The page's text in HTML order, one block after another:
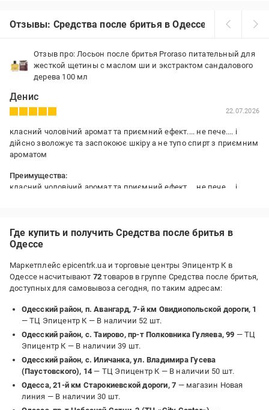
Отзывы: Средства после бритья в Одессе
Отзыв про: Лосьон после бритья Proraso питательный для
жесткой щетины с маслом ши и экстрактом сандалового
дерева 100 мл
Денис
22.07.2026
класний чоловічий аромат та приємний ефект.... не пече.... і
дійсно зволожує та заспокоює шкіру а не тупо спирт з приємним
ароматом
Преимущества:
класний чоловічий аромат та приємний ефект.... не пече.... і
Недостатки:
ще б сюди розпилювач і ціни б йому не було
Где купить и получить Средства после бритья в
Одессе
Маркетплейс epicentrk.ua и торговые центры Эпицентр К в
Одессе насчитывают 72 товаров в группе Средства после бритья,
доступных для самовывоза сегодня, по таким адресам:
Одесский район, п. Авангард, 7-й км Овидиопольской дороги, 1
— ТЦ Эпицентр К — В наличии 52 шт.
Одесский район, с. Таирово, пр-т Полковника Гуляева, 99 — ТЦ
Эпицентр К — В наличии 39 шт.
Одесский район, с. Иличанка, ул. Владимира Гусева
(Паустовского), 14 — ТЦ Эпицентр К — В наличии 50 шт.
Одесса, 21-й км Старокиевской дороги, 7 — магазин Новая
линия — В наличии 30 шт.